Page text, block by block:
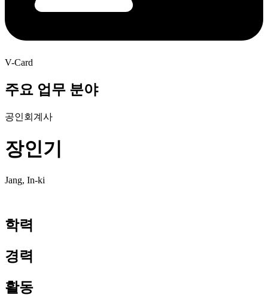
V-Card
주요 업무 분야
공인회계사
장인기
Jang, In-ki
학력
경력
활동